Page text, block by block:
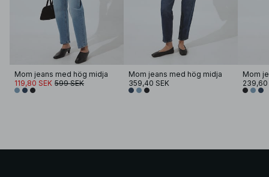
Mom jeans med hög midja
119,80 SEK 599 SEK
Mom jeans med hög midja
359,40 SEK
Mom
239,60